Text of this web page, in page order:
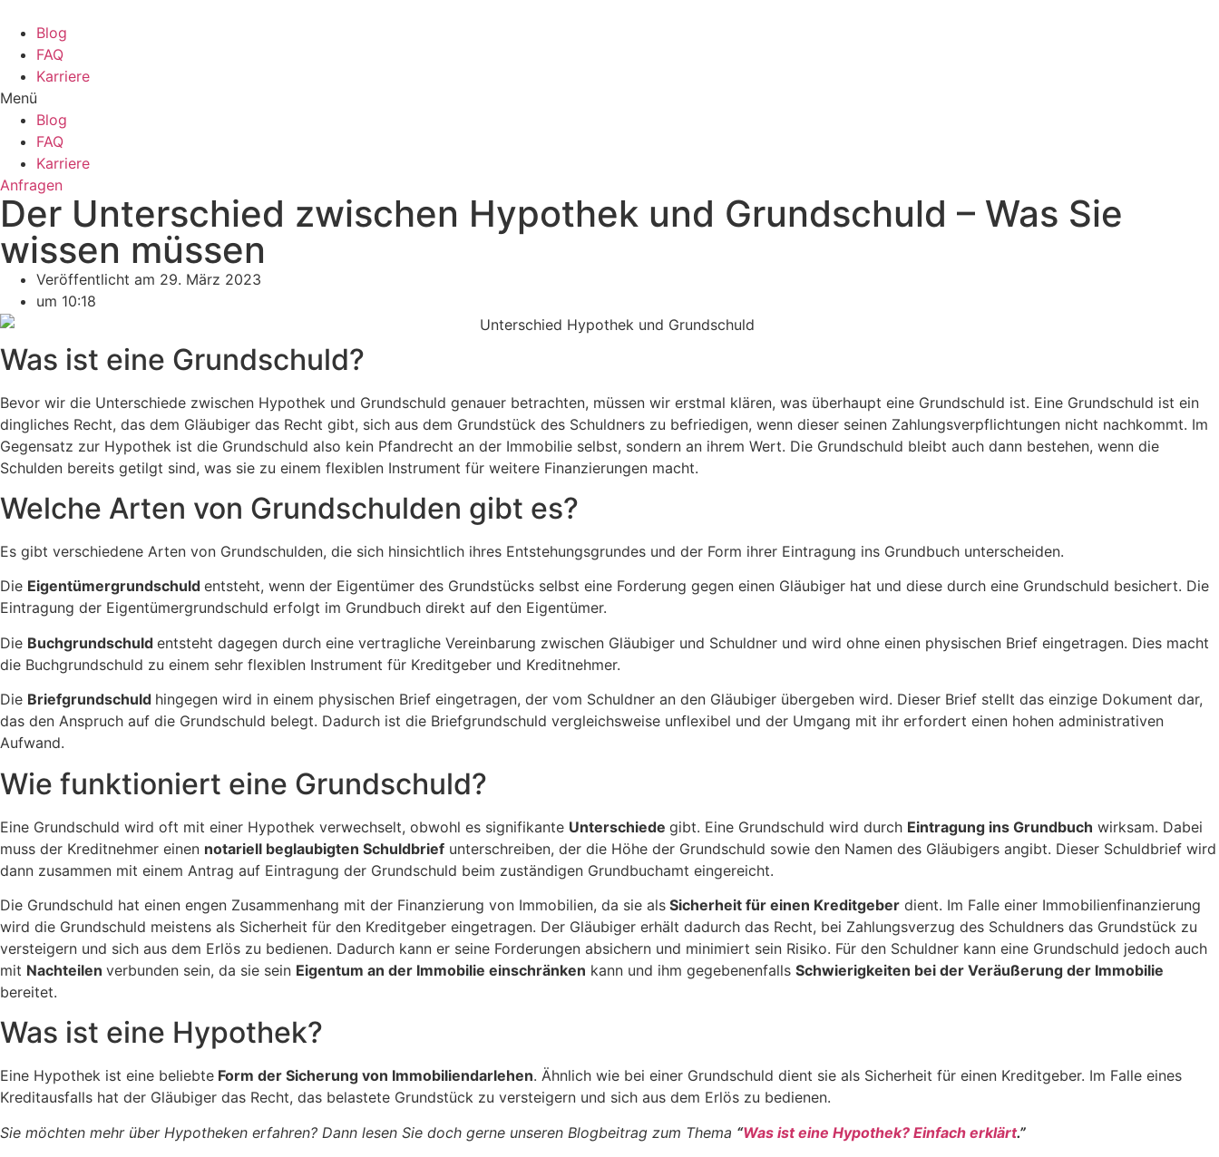
Inhalt
wechseln
Blog
FAQ
Karriere
Menü
Blog
FAQ
Karriere
Anfragen
Der Unterschied zwischen Hypothek und Grundschuld – Was Sie
wissen müssen
Veröffentlicht am 29. März 2023
um 10:18
Was ist eine Grundschuld?
Bevor wir die Unterschiede zwischen Hypothek und Grundschuld genauer betrachten, müssen wir erstmal klären, was überhaupt eine Grundschuld ist. Eine Grundschuld ist ein
dingliches Recht, das dem Gläubiger das Recht gibt, sich aus dem Grundstück des Schuldners zu befriedigen, wenn dieser seinen Zahlungsverpflichtungen nicht nachkommt. Im
Gegensatz zur Hypothek ist die Grundschuld also kein Pfandrecht an der Immobilie selbst, sondern an ihrem Wert. Die Grundschuld bleibt auch dann bestehen, wenn die
Schulden bereits getilgt sind, was sie zu einem flexiblen Instrument für weitere Finanzierungen macht.
Welche Arten von Grundschulden gibt es?
Es gibt verschiedene Arten von Grundschulden, die sich hinsichtlich ihres Entstehungsgrundes und der Form ihrer Eintragung ins Grundbuch unterscheiden.
Die Eigentümergrundschuld entsteht, wenn der Eigentümer des Grundstücks selbst eine Forderung gegen einen Gläubiger hat und diese durch eine Grundschuld besichert. Die
Eintragung der Eigentümergrundschuld erfolgt im Grundbuch direkt auf den Eigentümer.
Die Buchgrundschuld entsteht dagegen durch eine vertragliche Vereinbarung zwischen Gläubiger und Schuldner und wird ohne einen physischen Brief eingetragen. Dies macht
die Buchgrundschuld zu einem sehr flexiblen Instrument für Kreditgeber und Kreditnehmer.
Die Briefgrundschuld hingegen wird in einem physischen Brief eingetragen, der vom Schuldner an den Gläubiger übergeben wird. Dieser Brief stellt das einzige Dokument dar,
das den Anspruch auf die Grundschuld belegt. Dadurch ist die Briefgrundschuld vergleichsweise unflexibel und der Umgang mit ihr erfordert einen hohen administrativen
Aufwand.
Wie funktioniert eine Grundschuld?
Eine Grundschuld wird oft mit einer Hypothek verwechselt, obwohl es signifikante Unterschiede gibt. Eine Grundschuld wird durch Eintragung ins Grundbuch wirksam. Dabei
muss der Kreditnehmer einen notariell beglaubigten Schuldbrief unterschreiben, der die Höhe der Grundschuld sowie den Namen des Gläubigers angibt. Dieser Schuldbrief wird
dann zusammen mit einem Antrag auf Eintragung der Grundschuld beim zuständigen Grundbuchamt eingereicht.
Die Grundschuld hat einen engen Zusammenhang mit der Finanzierung von Immobilien, da sie als Sicherheit für einen Kreditgeber dient. Im Falle einer Immobilienfinanzierung
wird die Grundschuld meistens als Sicherheit für den Kreditgeber eingetragen. Der Gläubiger erhält dadurch das Recht, bei Zahlungsverzug des Schuldners das Grundstück zu
versteigern und sich aus dem Erlös zu bedienen. Dadurch kann er seine Forderungen absichern und minimiert sein Risiko. Für den Schuldner kann eine Grundschuld jedoch auch
mit Nachteilen verbunden sein, da sie sein Eigentum an der Immobilie einschränken kann und ihm gegebenenfalls Schwierigkeiten bei der Veräußerung der Immobilie
bereitet.
Was ist eine Hypothek?
Eine Hypothek ist eine beliebte Form der Sicherung von Immobiliendarlehen. Ähnlich wie bei einer Grundschuld dient sie als Sicherheit für einen Kreditgeber. Im Falle eines
Kreditausfalls hat der Gläubiger das Recht, das belastete Grundstück zu versteigern und sich aus dem Erlös zu bedienen.
Sie möchten mehr über Hypotheken erfahren? Dann lesen Sie doch gerne unseren Blogbeitrag zum Thema “Was ist eine Hypothek? Einfach erklärt.”